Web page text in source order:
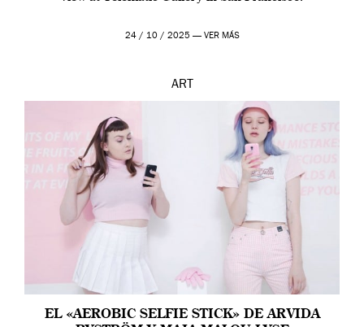
24 / 10 / 2025 — VER MÁS
ART
EL «AEROBIC SELFIE STICK» DE ARVIDA